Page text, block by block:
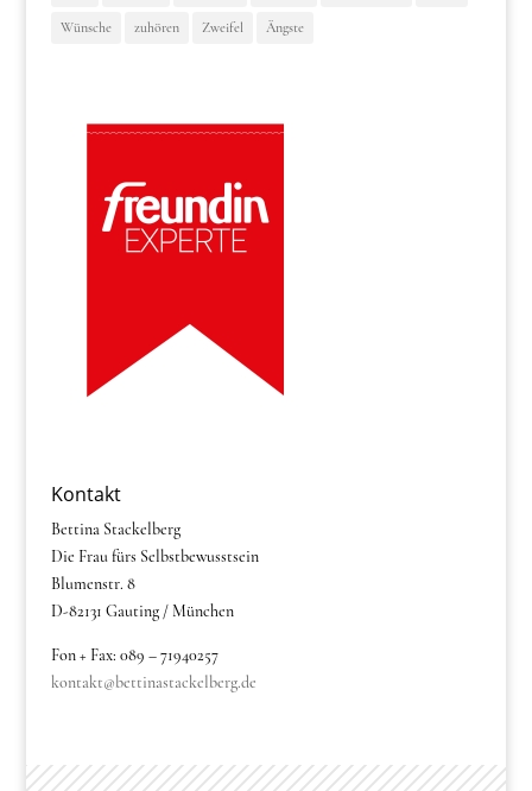
Wünsche zuhören Zweifel Ängste
Kontakt
Bettina Stackelberg
Die Frau fürs Selbstbewusstsein
Blumenstr. 8
D-82131 Gauting / München
Fon + Fax: 089 – 71940257
kontakt@bettinastackelberg.de